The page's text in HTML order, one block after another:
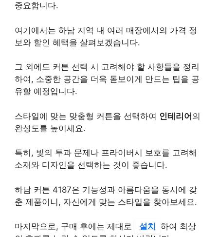
중요합니다.
여기에서는 하남 지역 내 여러 매장에서의 가격 정
보와 할인 혜택을 살펴보겠습니다.
그 외에도 커튼 선택 시 고려해야 할 사항들을 정리
하여, 소중한 공간을 더욱 돋보이게 만드는 팁을 공
유할 예정입니다.
스타일에 맞는 맞춤형 커튼을 선택하여 인테리어의
완성도를 높이세요.
특히, 빛의 투과 문제나 프라이버시 보호를 고려해
소재와 디자인을 선택하는 것이 좋습니다.
하남 커튼 4187은 기능성과 아름다움을 동시에 갖
춘 제품이니, 자신에게 맞는 스타일을 찾아보세요.
마지막으로, 구매 후에는 제대로 설치
하여 최상